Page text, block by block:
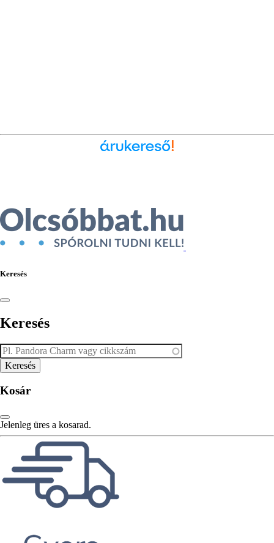
Keresés
Keresés
Kosár
Jelenleg üres a kosarad.